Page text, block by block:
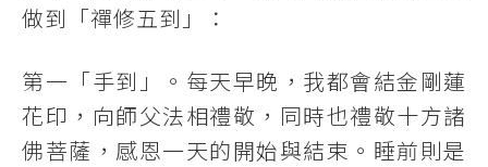
做到「禪修五到」：
第一「手到」。每天早晚，我都會結金剛蓮
花印，向師父法相禮敬，同時也禮敬十方諸
佛菩薩，感恩一天的開始與結束。睡前則是